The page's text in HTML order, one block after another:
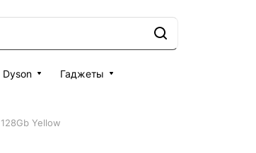
Dyson Гаджеты
Yellow